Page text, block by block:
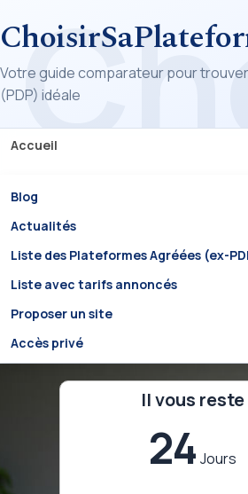
Votre guide comparateur pour
(PDP) idéale
Accueil
Blog
Actualités
Liste des Plateformes Agréées (ex-
Liste avec tarifs annoncés
Proposer un site
Accès privé
Il vous reste
24 Jours